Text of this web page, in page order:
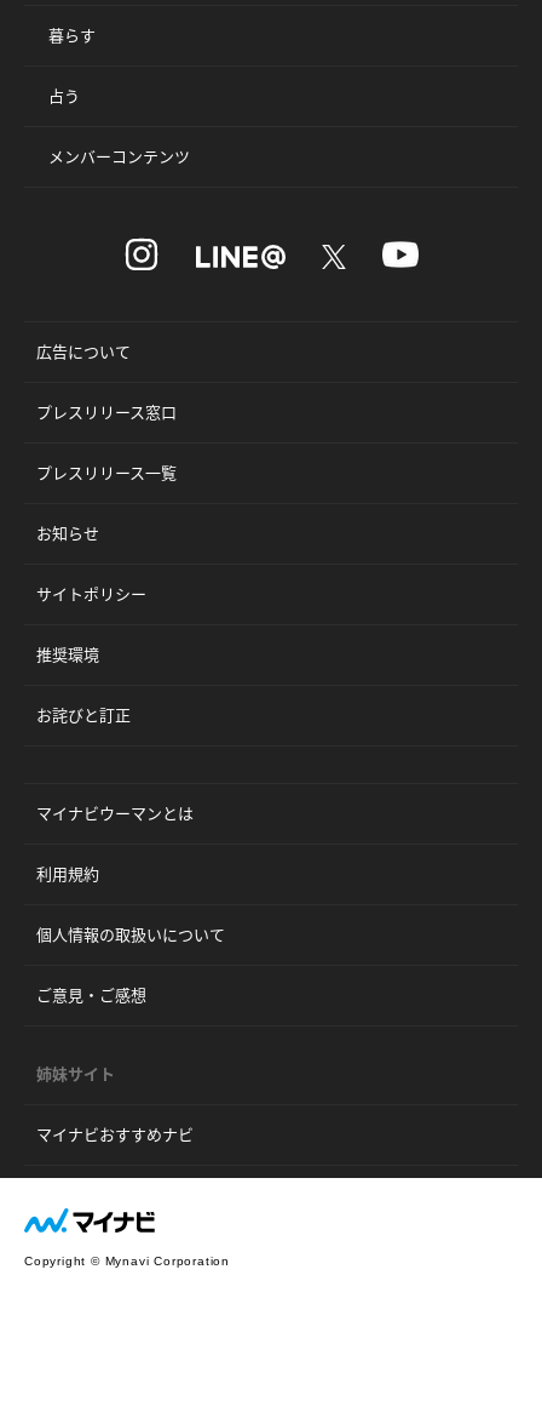
暮らす
占う
メンバーコンテンツ
広告について
プレスリリース窓口
プレスリリース一覧
お知らせ
サイトポリシー
推奨環境
お詫びと訂正
マイナビウーマンとは
利用規約
個人情報の取扱いについて
ご意見・ご感想
姉妹サイト
マイナビおすすめナビ
Copyright © Mynavi Corporation